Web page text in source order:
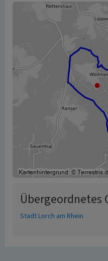
Übergeordnetes
Stadt Lorch am Rhein